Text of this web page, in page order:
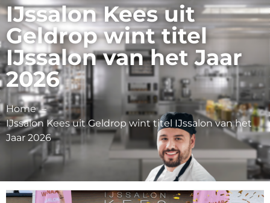
IJssalon Kees uit
Geldrop wint titel
IJssalon van het Jaar
2026
Home
IJssalon Kees uit Geldrop wint titel IJssalon van het
Jaar 2026